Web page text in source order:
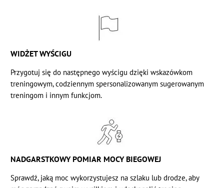
WIDŻET WYŚCIGU
Przygotuj się do następnego wyścigu dzięki wskazówkom
treningowym, codziennym spersonalizowanym sugerowanym
treningom i innym funkcjom.
NADGARSTKOWY POMIAR MOCY BIEGOWEJ
Sprawdź, jaką moc wykorzystujesz na szlaku lub drodze, aby